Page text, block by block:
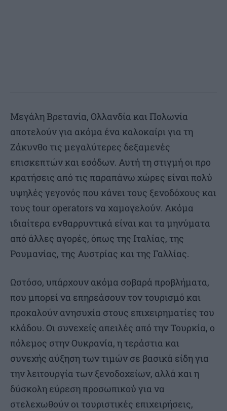
Μεγάλη Βρετανία, Ολλανδία και Πολωνία
αποτελούν για ακόμα ένα καλοκαίρι για τη
Ζάκυνθο τις μεγαλύτερες δεξαμενές
επισκεπτών και εσόδων. Αυτή τη στιγμή οι προ
κρατήσεις από τις παραπάνω χώρες είναι πολύ
υψηλές γεγονός που κάνει τους ξενοδόχους και
τους tour operators να χαμογελούν. Ακόμα
ιδιαίτερα ενθαρρυντικά είναι και τα μηνύματα
από άλλες αγορές, όπως της Ιταλίας, της
Ρουμανίας, της Αυστρίας και της Γαλλίας.
Ωστόσο, υπάρχουν ακόμα σοβαρά προβλήματα,
που μπορεί να επηρεάσουν τον τουρισμό και
προκαλούν ανησυχία στους επιχειρηματίες του
κλάδου. Οι συνεχείς απειλές από την Τουρκία, ο
πόλεμος στην Ουκρανία, η τεράστια και
συνεχής αύξηση των τιμών σε βασικά είδη για
την λειτουργία των ξενοδοχείων, αλλά και η
δύσκολη εύρεση προσωπικού για να
στελεχωθούν οι τουριστικές επιχειρήσεις,